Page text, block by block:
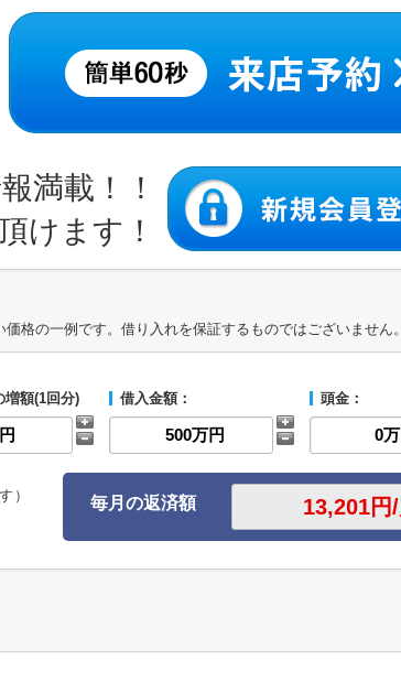
満載！！
けます！
格の一例です。借り入れを保証するものではございません。
増額(1回分) 借入金額： 頭金：
）
毎月の返済額